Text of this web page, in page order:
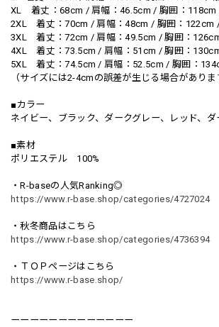
XL 着丈：68cm / 肩幅：46.5cm / 胸囲：118cm
2XL 着丈：70cm / 肩幅：48cm / 胸囲：122cm
3XL 着丈：72cm / 肩幅：49.5cm / 胸囲：
4XL 着丈：73.5cm / 肩幅：51cm / 胸囲：
5XL 着丈：74.5cm / 肩幅：52.5cm / 胸囲：
（サイズには2-4cmの誤差が生じる場合がありま
■カラー
ネイビー、ブラック、ダークグレー、レッド、ダ
■素材
ポリエステル 100%
・R-baseの人気Ranking◎
https://www.r-base.shop/categories/4727024
・秋冬商品はこちら
https://www.r-base.shop/categories/4736394
・ＴＯＰページはこちら
https://www.r-base.shop/
ーーーーーーーーーーーーー